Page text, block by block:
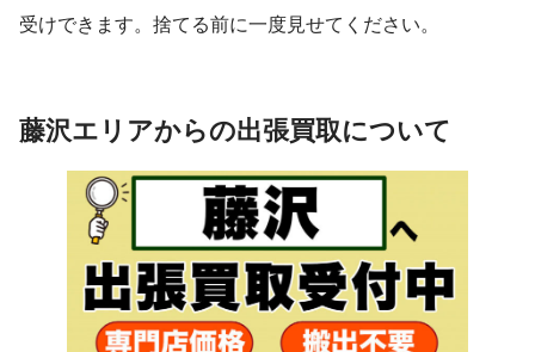
受けできます。捨てる前に一度見せてください。
藤沢エリアからの出張買取について